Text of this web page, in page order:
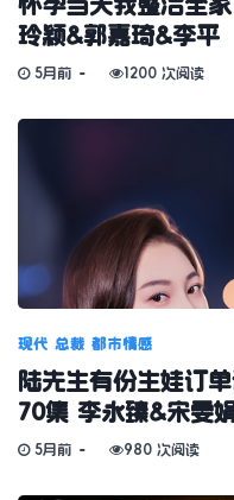
怀孕当天我整治全
玲颖&郭嘉琦&李平
5月前 1200 次阅读
现代 总裁 都市情感
陆先生有份生娃订
70集 李永臻&宋雯
5月前 980 次阅读